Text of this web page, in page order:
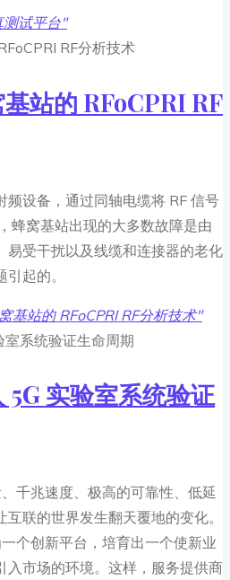
测试平台"
站的 RFoCPRI RF
频设备，通过同轴电缆将 RF 信号
蜂窝基站出现的大多数故障是由
易受干扰以及线缆和连接器的老化
起的。
基站的 RFoCPRI RF分析技术"
实验室系统验证
千兆速度、极高的可靠性、低延
联的世界发生翻天覆地的变化。
个创新平台，培育出一个使新业
入市场的环境。这样，服务提供商